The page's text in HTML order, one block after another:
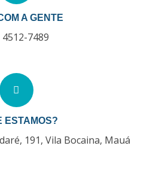
A GENTE
4512-7489
ESTAMOS?
191, Vila Bocaina, Mauá